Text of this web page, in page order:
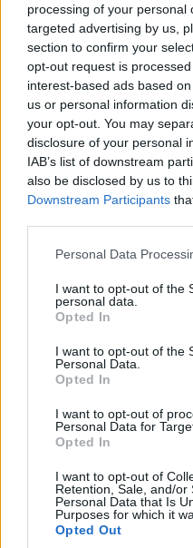
processing of your personal
targeted advertising by us,
section to confirm your
opt-out request is
interest-based ads based
us or personal information
your opt-out. You may
disclosure of your personal
IAB’s list of downstream
also be disclosed by us to
Downstream Participants
Please note that this
not limited to your visit or
grant or deny consent to
use your data for below
consent section.
Personal Data
I want to opt-out of the
personal data.
Opted In
I want to opt-out of the
Personal Data.
Opted In
I want to opt-out of
Personal Data for
Opted In
I want to opt-out of
Retention, Sale, and/or
Personal Data that Is
Purposes for which it
Opted Out